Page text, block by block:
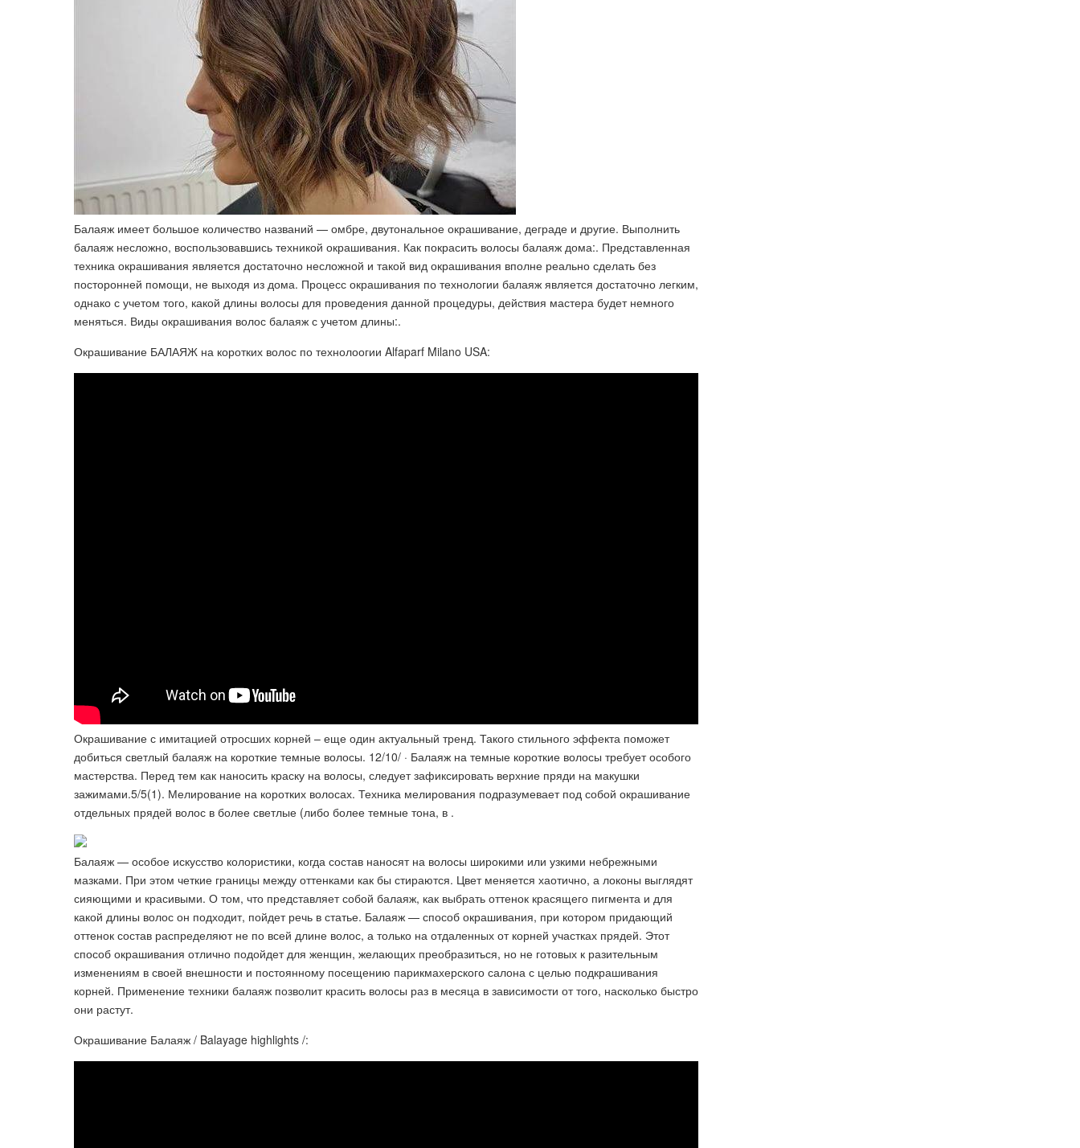
Балаяж имеет большое количество названий — омбре, двутональное окрашивание, деграде и другие. Выполнить
балаяж несложно, воспользовавшись техникой окрашивания. Как покрасить волосы балаяж дома:. Представленная
техника окрашивания является достаточно несложной и такой вид окрашивания вполне реально сделать без
посторонней помощи, не выходя из дома. Процесс окрашивания по технологии балаяж является достаточно легким,
однако с учетом того, какой длины волосы для проведения данной процедуры, действия мастера будет немного
меняться. Виды окрашивания волос балаяж с учетом длины:.
Окрашивание БАЛАЯЖ на коротких волос по технолоогии Alfaparf Milano USA:
Окрашивание с имитацией отросших корней – еще один актуальный тренд. Такого стильного эффекта поможет
добиться светлый балаяж на короткие темные волосы. 12/10/ · Балаяж на темные короткие волосы требует особого
мастерства. Перед тем как наносить краску на волосы, следует зафиксировать верхние пряди на макушки
зажимами.5/5(1). Мелирование на коротких волосах. Техника мелирования подразумевает под собой окрашивание
отдельных прядей волос в более светлые (либо более темные тона, в .
Балаяж — особое искусство колористики, когда состав наносят на волосы широкими или узкими небрежными
мазками. При этом четкие границы между оттенками как бы стираются. Цвет меняется хаотично, а локоны выглядят
сияющими и красивыми. О том, что представляет собой балаяж, как выбрать оттенок красящего пигмента и для
какой длины волос он подходит, пойдет речь в статье. Балаяж — способ окрашивания, при котором придающий
оттенок состав распределяют не по всей длине волос, а только на отдаленных от корней участках прядей. Этот
способ окрашивания отлично подойдет для женщин, желающих преобразиться, но не готовых к разительным
изменениям в своей внешности и постоянному посещению парикмахерского салона с целью подкрашивания
корней. Применение техники балаяж позволит красить волосы раз в месяца в зависимости от того, насколько быстро
они растут.
Окрашивание Балаяж / Balayage highlights /: